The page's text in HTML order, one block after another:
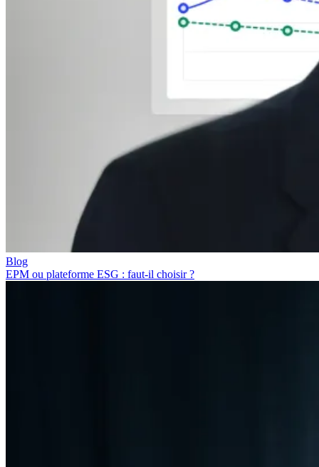
Blog
EPM ou plateforme ESG : faut-il choisir ?